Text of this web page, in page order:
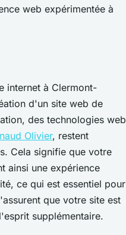
web expérimentée à
internet à Clermont-
d'un site web de
des technologies web
Olivier, restent
Cela signifie que votre
ainsi une expérience
ce qui est essentiel pour
que votre site est
supplémentaire.